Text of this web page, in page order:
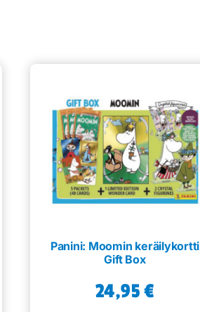
Panini: Moomin keräilykortti
Gift Box
24,95€